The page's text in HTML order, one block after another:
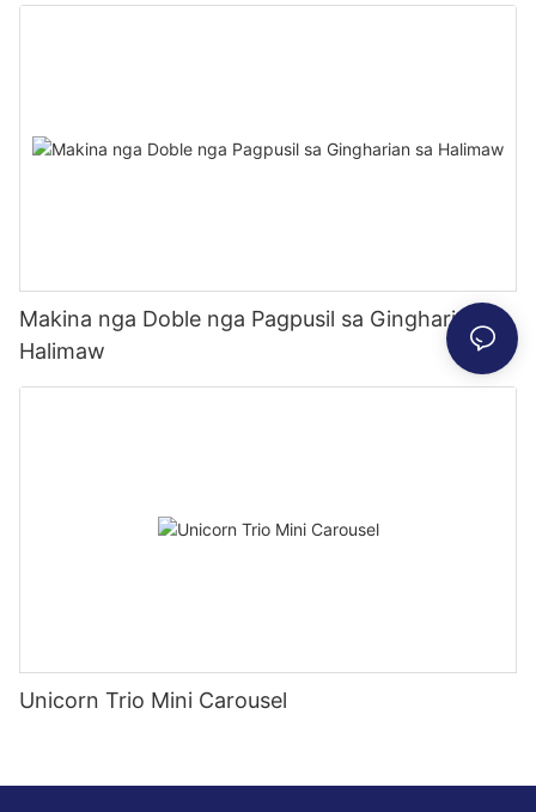
Makina nga Doble nga Pagpusil sa Gingharian sa
Halimaw
Unicorn Trio Mini Carousel